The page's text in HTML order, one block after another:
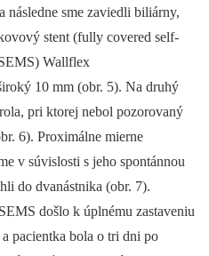
následne sme zaviedli biliárny,
stent (fully covered self-
Wallflex
10 mm (obr. 5). Na druhý
pri ktorej nebol pozorovaný
6). Proximálne mierne
v súvislosti s jeho spontánnou
do dvanástnika (obr. 7).
došlo k úplnému zastaveniu
pacientka bola o tri dni po